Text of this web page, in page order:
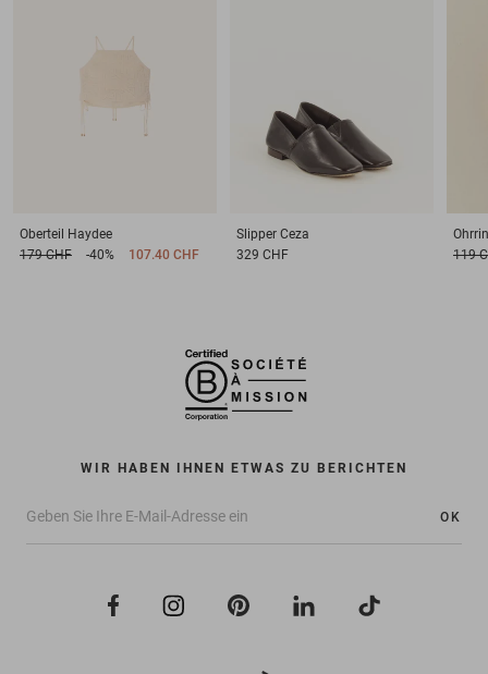
Oberteil Haydee
179 CHF
-40% 107.40 CHF
Slipper Ceza
329 CHF
119
WIR HABEN IHNEN ETWAS ZU BERICHTEN
OK